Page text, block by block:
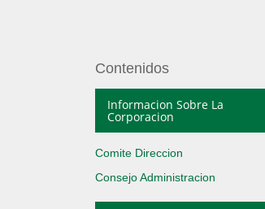
Contenidos
Informacion Sobre La
Corporacion
Comite Direccion
Consejo Administracion